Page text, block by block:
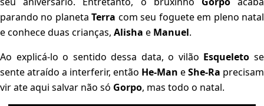
parando no planetaTerra com seu foguete em pleno natal
e conhece duas crianças, Alisha e Manuel.
Ao explicá-lo o sentido dessa data, o vilão Esqueleto se
sente atraído a interferir, então He-Man eShe-Ra precisam
vir ate aqui salvar não só Gorpo, mas todo o natal.